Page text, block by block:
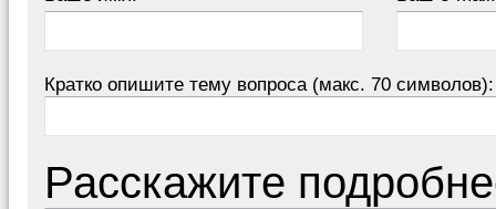
Кратко опишите тему вопроса (макс. 70 символов):
Расскажите